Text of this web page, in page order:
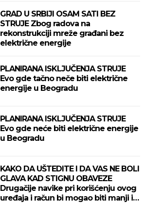
GRAD U SRBIJI OSAM SATI BEZ
STRUJE Zbog radova na
rekonstrukciji mreže građani bez
električne energije
PLANIRANA ISKLJUČENJA STRUJE
Evo gde tačno neče biti električne
energije u Beogradu
PLANIRANA ISKLJUČENJA STRUJE
Evo gde neće biti električne energije
u Beogradu
KAKO DA UŠTEDITE I DA VAS NE BOLI
GLAVA KAD STIGNU OBAVEZE
Drugačije navike pri korišćenju ovog
uređaja i račun bi mogao biti manji i